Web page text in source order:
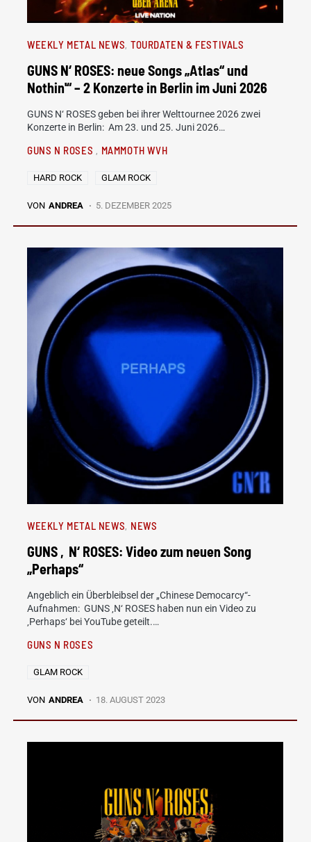
WEEKLY METAL NEWS TOURDATEN & FESTIVALS
GUNS N‘ ROSES: neue Songs „Atlas“ und
Nothin'“ – 2 Konzerte in Berlin im Juni 2026
GUNS N‘ ROSES geben bei ihrer Welttournee 2026 zwei
Konzerte in Berlin: Am 23. und 25. Juni 2026…
GUNS N ROSES MAMMOTH WVH
HARD ROCK GLAM ROCK
VON ANDREA 5. DEZEMBER 2025
WEEKLY METAL NEWS NEWS
GUNS ‚N‘ ROSES: Video zum neuen Song
„Perhaps“
Angeblich ein Überbleibsel der „Chinese Democarcy“-
Aufnahmen: GUNS ‚N‘ ROSES haben nun ein Video zu
‚Perhaps‘ bei YouTube geteilt.…
GUNS N ROSES
GLAM ROCK
VON ANDREA 18. AUGUST 2023